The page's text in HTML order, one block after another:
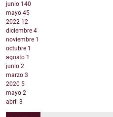
junio 140
mayo 45
2022 12
diciembre 4
noviembre 1
octubre 1
agosto 1
junio 2
marzo 3
2020 5
mayo 2
abril 3